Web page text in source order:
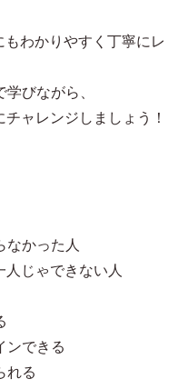
わかりやすく丁寧にレ
びながら、
ャレンジしましょう！
なかった人
人じゃできない人
ンできる
れる